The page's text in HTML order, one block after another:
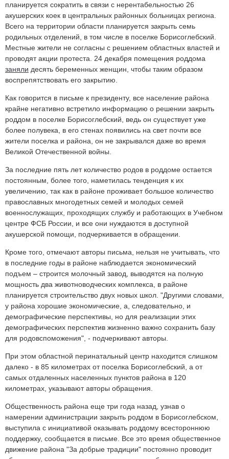
планируется сократить в связи с нерентабельностью 26
акушерских коек в центральных районных больницах региона.
Всего на территории области планируется закрыть семь
родильных отделений, в том числе в поселке Борисоглебский.
Местные жители не согласны с решением областных властей и
проводят акции протеста. 24 декабря помещения роддома
заняли десять беременных женщин, чтобы таким образом
воспрепятствовать его закрытию.
Как говорится в письме к президенту, все население района
крайне негативно встретило информацию о решении закрыть
роддом в поселке Борисоглебский, ведь он существует уже
более полувека, в его стенах появились на свет почти все
жители поселка и района, он не закрывался даже во время
Великой Отечественной войны.
За последние пять лет количество родов в роддоме остается
постоянным, более того, наметилась тенденция к их
увеличению, так как в районе проживает большое количество
православных многодетных семей и молодых семей
военнослужащих, проходящих службу и работающих в Учебном
центре ФСБ России, и все они нуждаются в доступной
акушерской помощи, подчеркивается в обращении.
Кроме того, отмечают авторы письма, нельзя не учитывать, что
в последние годы в районе наблюдается экономический
подъем – строится молочный завод, выводятся на полную
мощность два животноводческих комплекса, в районе
планируется строительство двух новых школ. "Другими словами,
у района хорошие экономические, а, следовательно, и
демографические перспективы, но для реализации этих
демографических перспектив жизненно важно сохранить базу
для родовспоможения", - подчеркивают авторы.
При этом областной перинатальный центр находится слишком
далеко - в 85 километрах от поселка Борисоглебский, а от
самых отдаленных населенных пунктов района в 120
километрах, указывают авторы обращения.
Общественность района еще три года назад, узнав о
намерении администрации закрыть роддом в Борисоглебском,
выступила с инициативой оказывать роддому всестороннюю
поддержку, сообщается в письме. Все это время общественное
движение района "За добрые традиции" постоянно проводит